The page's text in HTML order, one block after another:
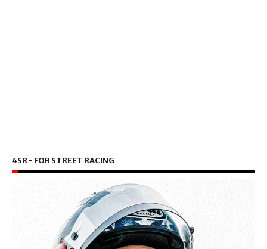
4SR - FOR STREET RACING